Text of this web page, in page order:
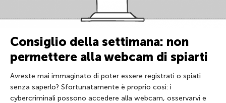
Consiglio della settimana: non
permettere alla webcam di spiarti
Avreste mai immaginato di poter essere registrati o spiati
senza saperlo? Sfortunatamente è proprio così: i
cybercriminali possono accedere alla webcam, osservarvi e